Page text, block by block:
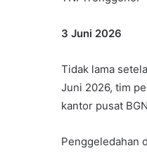
3 Juni 2026
Tidak lama
Juni 2026, tim
kantor pusat
Penggeledahan